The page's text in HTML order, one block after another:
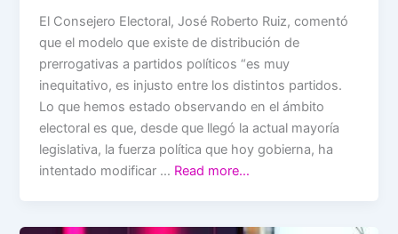
El Consejero Electoral, José Roberto Ruiz, comentó
que el modelo que existe de distribución de
prerrogativas a partidos políticos “es muy
inequitativo, es injusto entre los distintos partidos.
Lo que hemos estado observando en el ámbito
electoral es que, desde que llegó la actual mayoría
legislativa, la fuerza política que hoy gobierna, ha
intentado modificar … Read more…